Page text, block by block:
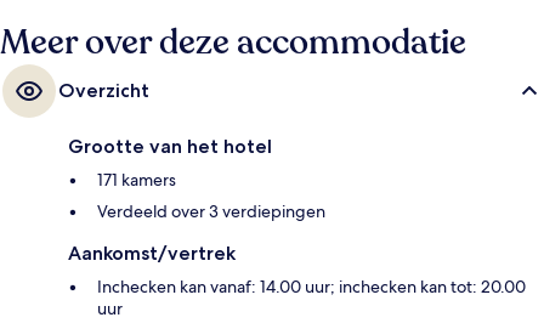
Meer over deze accommodatie
Overzicht
Grootte van het hotel
171 kamers
Verdeeld over 3 verdiepingen
Aankomst/vertrek
Inchecken kan vanaf: 14.00 uur; inchecken kan tot: 20.00
uur